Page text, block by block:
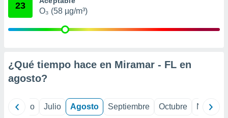
publicidad
23
O₃ (58 µg/m³)
¿Qué tiempo hace en Miramar - FL en
agosto?
Junio Julio Agosto Septiembre Octubre